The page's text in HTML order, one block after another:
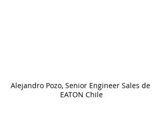
Alejandro Pozo, Senior Engineer Sales de
EATON Chile